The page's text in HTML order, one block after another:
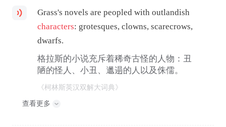
Grass's novels are peopled with outlandish
characters: grotesques, clowns, scarecrows,
dwarfs.
格拉斯的小说充斥着稀奇古怪的人物：丑
陋的怪人、小丑、邋遢的人以及侏儒。
《柯林斯英汉双解大词典》
查看更多